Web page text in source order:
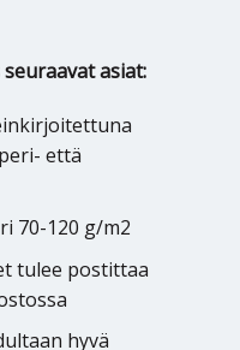
asiat:
että
70-120 g/m2
tulee postittaa
hyvä